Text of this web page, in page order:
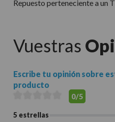
Repuesto perteneciente a un
Vuestras
Escribe tu opinión sobre
producto
0/5
5 estrellas